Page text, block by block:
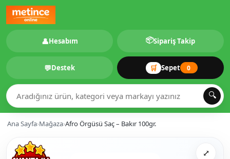
🔍
👤Hesabım 📦Sipariş Takip
💬Destek 🛒 Sepet 0
Ana Sayfa›Mağaza›Afro Örgüsü Saç – Bakır 100gr.
⤢